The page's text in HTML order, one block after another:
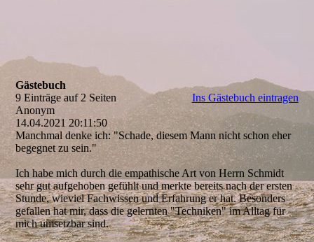
Gästebuch
9 Einträge auf 2 Seiten
Ins Gästebuch eintragen
Anonym
14.04.2021 20:11:50
Manchmal denke ich: "Schade, diesem Mann nicht schon eher
begegnet zu sein."
Ich habe mich durch die empathische Art von Herrn Schmidt
sehr gut aufgehoben gefühlt und merkte bereits nach der ersten
Stunde, wieviel Fachwissen und Erfahrung er hat. Besonders
gefallen hat mir, dass die gelernten "Techniken" im Alltag für
mich umsetzbar sind.